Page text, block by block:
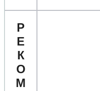
Р
Е
К
О
М